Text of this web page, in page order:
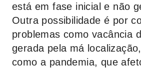
está em fase inicial e não
Outra possibilidade é por
problemas como vacância
gerada pela má
como a pandemia, que